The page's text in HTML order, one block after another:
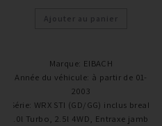
Ajouter au panier
Marque: EIBACH
Année du véhicule: à partir de 01-
2003
Série: WRX STI (GD/GG) inclus break
2.0l Turbo, 2.5l 4WD, Entraxe jambe